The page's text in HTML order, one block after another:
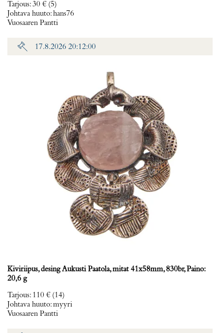
Tarjous:30 € (5)
Johtava huuto:hans76
Vuosaaren Pantti
17.8.2026 20:12:00
Kiviriipus, desing Aukusti Paatola, mitat 41x58mm, 830br, Paino:
20,6 g
Tarjous: 110 € (14)
Johtava huuto:myyri
Vuosaaren Pantti